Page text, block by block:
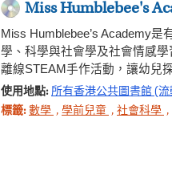
Miss Humblebee's
Miss Humblebee’s Academy
學、科學與社會學及社會情感
離線STEAM手作活動，讓幼兒
使用地點: 所有香港公共圖書館 (
標籤: 數學 , 學前兒童 , 社會科學 ,